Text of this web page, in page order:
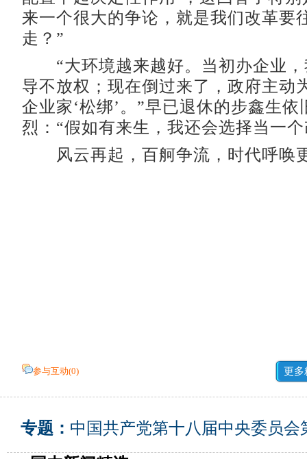
来一个很大的争论，就是我们改革要
走？”
“大环境越来越好。当初办企业，
导不放权；现在倒过来了，政府主动
企业家‘松绑’。”早已退休的步鑫生依
烈：“假如有来生，我还会选择当一
风云再起，百舸争流，时代呼唤
参与互动(0) 更多
专题： 中国共产党第十八届中央委员会